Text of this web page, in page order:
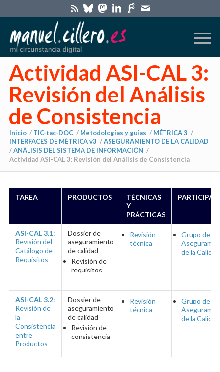
Actividad ASI-CAL 3:
Revisión del Análisis
de Consistencia
Inicio / TIC-tac-DOC / Metodologías y guías / MÉTRICA 3 /
INTERFACES DE MÉTRICA v3 /ASEGURAMIENTO DE LA CALIDAD
/ANÁLISIS DEL SISTEMA DE INFORMACIÓN /
Actividad ASI-CAL 3: Revisión del Análisis de Consistencia
TAREA PRODUCTOS
TÉCNICAS
Y
PRÁCTICAS
ASI-CAL 3.1:
Revisión del
Catálogo de
Requisitos
Dossier de
aseguramiento
de calidad
Revisión de
requisitos
Revisión
técnica
Grupo de
de la Calidad
ASI-CAL 3.2:
Revisión de
la
Consistencia
entre
Productos
Dossier de
aseguramiento
de calidad
Revisión de
consistencia
Revisión
técnica
Grupo de
de la Calidad